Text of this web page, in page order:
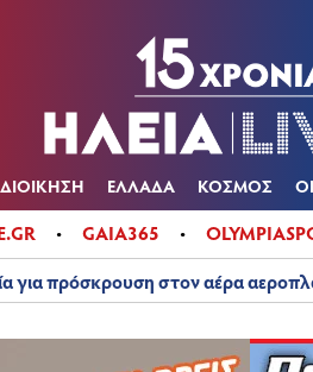
ΕΛΛΑΔΑ ΚΟΣΜΟΣ
GAIA365
για πρόσκρουση στον αέρα